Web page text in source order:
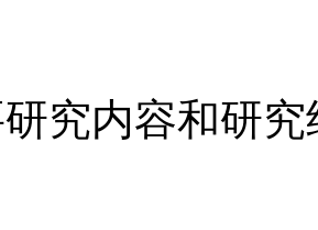
究内容和研